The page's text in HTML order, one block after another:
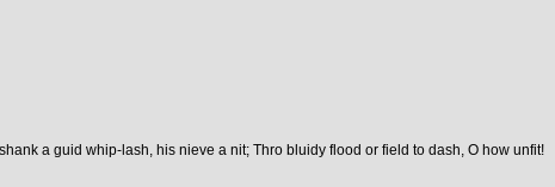
a guid whip-lash, his nieve a nit; Thro bluidy flood or field to dash, O how unfit!